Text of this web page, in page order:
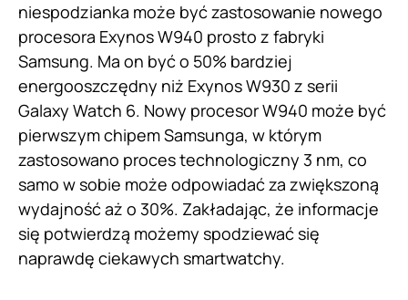
niespodzianka może być zastosowanie nowego
procesora Exynos W940 prosto z fabryki
Samsung. Ma on być o 50% bardziej
energooszczędny niż Exynos W930 z serii
Galaxy Watch 6. Nowy procesor W940 może być
pierwszym chipem Samsunga, w którym
zastosowano proces technologiczny 3 nm, co
samo w sobie może odpowiadać za zwiększoną
wydajność aż o 30%. Zakładając, że informacje
się potwierdzą możemy spodziewać się
naprawdę ciekawych smartwatchy.